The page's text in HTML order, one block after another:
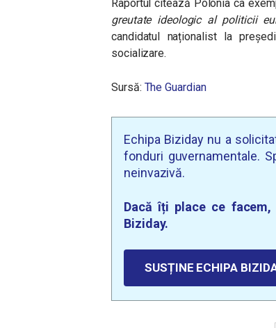
Raportul citează Polonia ca
greutate ideologic al politicii
candidatul naționalist la
socializare.
Sursă: The Guardian
Echipa Biziday nu a
fonduri guvernamentale.
neinvazivă.
Dacă îți place ce
Biziday.
SUSȚINE ECHIPA